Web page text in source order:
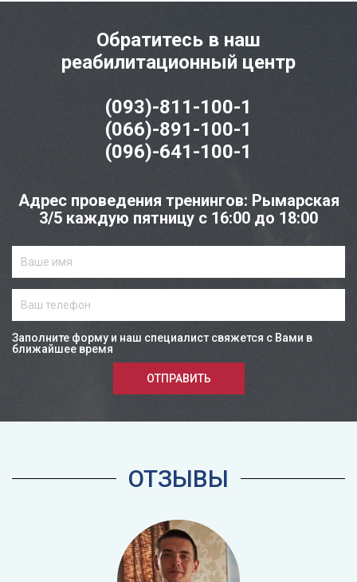
Обратитесь в наш
реабилитационный центр
(093)-811-100-1
(066)-891-100-1
(096)-641-100-1
Адрес проведения тренингов: Рымарская
3/5 каждую пятницу с 16:00 до 18:00
Заполните форму и наш специалист свяжется с Вами в
ближайшее время
ОТПРАВИТЬ
ОТЗЫВЫ